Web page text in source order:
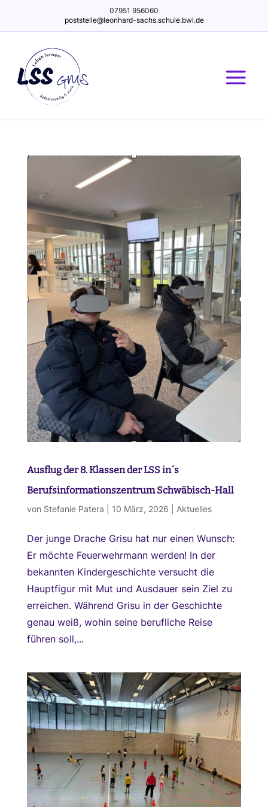
07951 956060
poststelle@leonhard-sachs.schule.bwl.de
Ausflug der 8. Klassen der LSS in´s
Berufsinformationszentrum Schwäbisch-Hall
von Stefanie Patera 10 März, 2026 Aktuelles
Der junge Drache Grisu hat nur einen Wunsch:
Er möchte Feuerwehrmann werden! In der
bekannten Kindergeschichte versucht die
Hauptfigur mit Mut und Ausdauer sein Ziel zu
erreichen. Während Grisu in der Geschichte
genau weiß, wohin seine berufliche Reise
führen soll,...